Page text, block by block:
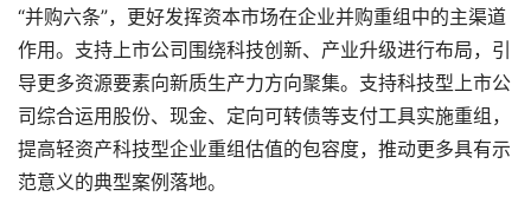
“并购六条”，更好发挥资本市场在企业并购重组中的主渠道
作用。支持上市公司围绕科技创新、产业升级进行布局，引
导更多资源要素向新质生产力方向聚集。支持科技型上市公
司综合运用股份、现金、定向可转债等支付工具实施重组，
提高轻资产科技型企业重组估值的包容度，推动更多具有示
范意义的典型案例落地。